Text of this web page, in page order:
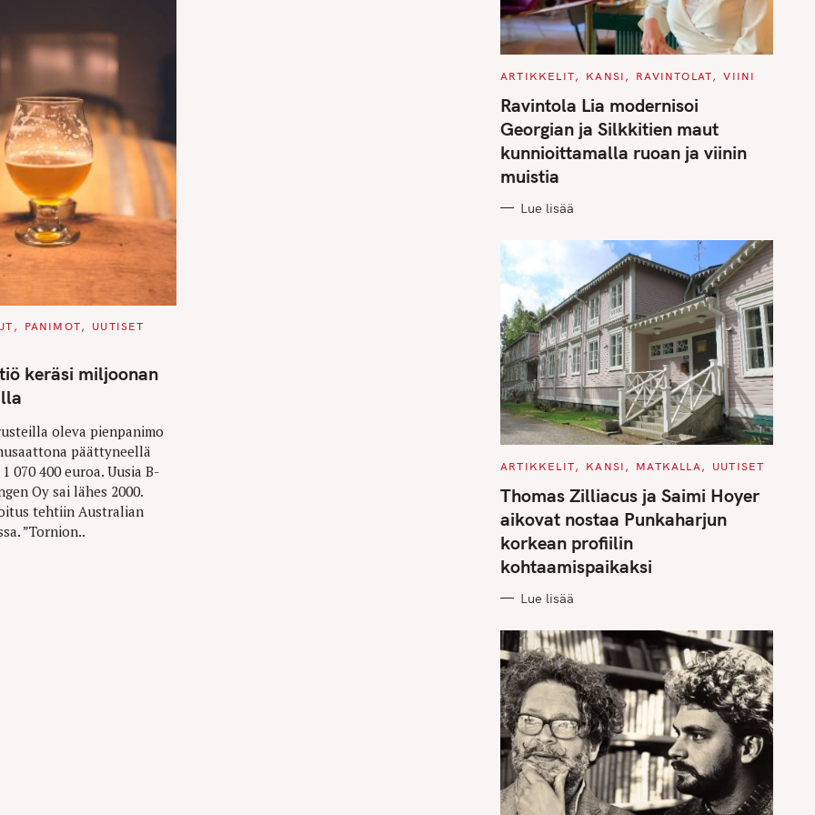
PANIMOT
UUTISET
keräsi miljoonan
oleva pienpanimo
päättyneellä
070 400 euroa. Uusia B-
Oy sai lähes 2000.
tehtiin Australian
”Tornion..
C
T
E
G
O
R
I
S
ARTIKKELIT KANSI RAVINTOLAT VIINI
Ravintola Lia modernisoi
Georgian ja Silkkitien maut
kunnioittamalla ruoan ja viinin
muistia
Lue lisää
C
T
E
O
R
I
E
S
ARTIKKELIT KANSI MATKALLA UUTISET
Thomas Zilliacus ja Saimi Hoyer
aikovat nostaa Punkaharjun
korkean profiilin
kohtaamispaikaksi
Lue lisää